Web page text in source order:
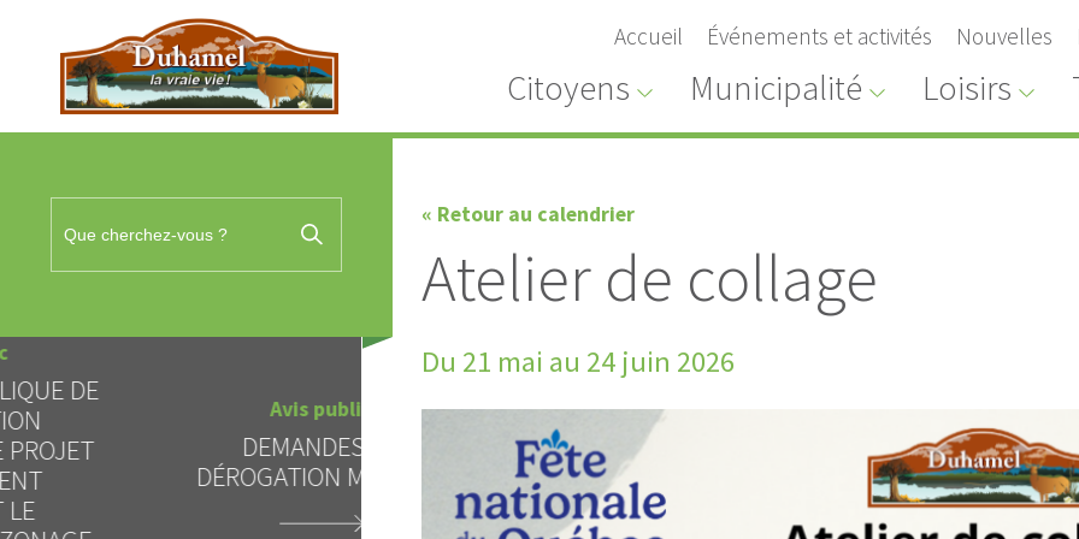
Accueil Événements et activités Nouvelles
Citoyens Municipalité Loisirs
DEMANDES DE
DÉROGATION MINEURE
TENUE D'UN REGISTRE
SUR LE RÈGLEMENT
D'EMPRUNT 2026-07
TENUE DE REGISTRE DU
RÈGLEMENT D'EMPRUNT
2026-11
« Retour au calendrier
Atelier de collage
Du 21 mai au 24 juin 2026